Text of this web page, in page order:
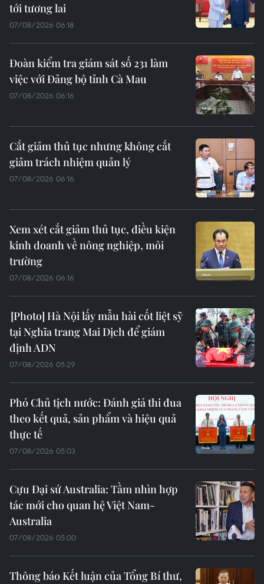
tới tương lai
07/08/2026 06:18
Đoàn kiểm tra giám sát số 231 làm
việc với Đảng bộ tỉnh Cà Mau
07/08/2026 06:16
Cắt giảm thủ tục nhưng không cắt
giảm trách nhiệm quản lý
07/08/2026 06:16
Xem xét cắt giảm thủ tục, điều kiện
kinh doanh về nông nghiệp, môi
trường
07/08/2026 06:16
Hà Nội lấy mẫu hài cốt liệt sỹ
tại Nghĩa trang Mai Dịch để giám
định ADN
07/08/2026 05:29
Phó Chủ tịch nước: Đánh giá thi đua
theo kết quả, sản phẩm và hiệu quả
thực tế
07/08/2026 05:03
Cựu Đại sứ Australia: Tầm nhìn hợp
tác mới cho quan hệ Việt Nam-
Australia
07/08/2026 05:00
Thông báo Kết luận của Tổng Bí thư,